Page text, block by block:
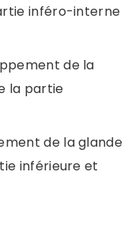
inféro-interne
de la
la partie
de la glande
inférieure et
vous